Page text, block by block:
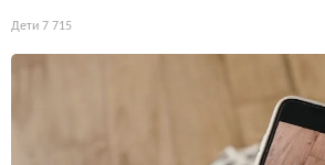
Дети 7 715